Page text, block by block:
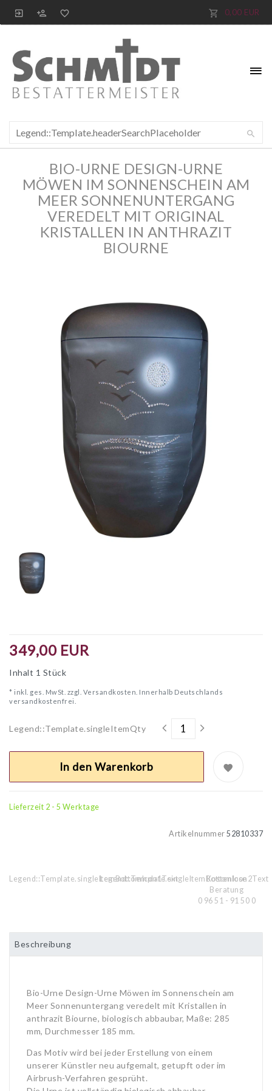
0,00 EUR
BIO-URNE DESIGN-URNE
MÖWEN IM SONNENSCHEIN AM
MEER SONNENUNTERGANG
VEREDELT MIT ORIGINAL
KRISTALLEN IN ANTHRAZIT
BIOURNE
349,00 EUR
Inhalt 1 Stück
* inkl. ges. MwSt. zzgl. Versandkosten. Innerhalb Deutschlands
versandkostenfrei.
Legend::Template.singleItemQty
In den Warenkorb
Lieferzeit 2 - 5 Werktage
Artikelnummer 52810337
Legend::Template.singleItemBottomIcon1TextLegend::Template.singleItemBottomIcon2Text
Kostenlose
Beratung
0 96 51 - 91 50 0
Beschreibung
Bio-Urne Design-Urne Möwen im Sonnenschein am
Meer Sonnenuntergang veredelt mit Kristallen in
anthrazit Biourne, biologisch abbaubar, Maße: 285
mm, Durchmesser 185 mm.
Das Motiv wird bei jeder Erstellung von einem
unserer Künstler neu aufgemalt, getupft oder im
Airbrush-Verfahren gesprüht.